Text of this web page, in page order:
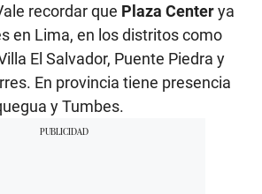
recordar que Plaza Centerya
en Lima, en los distritos como
El Salvador, Puente Piedra y
En provincia tiene presencia
y Tumbes.